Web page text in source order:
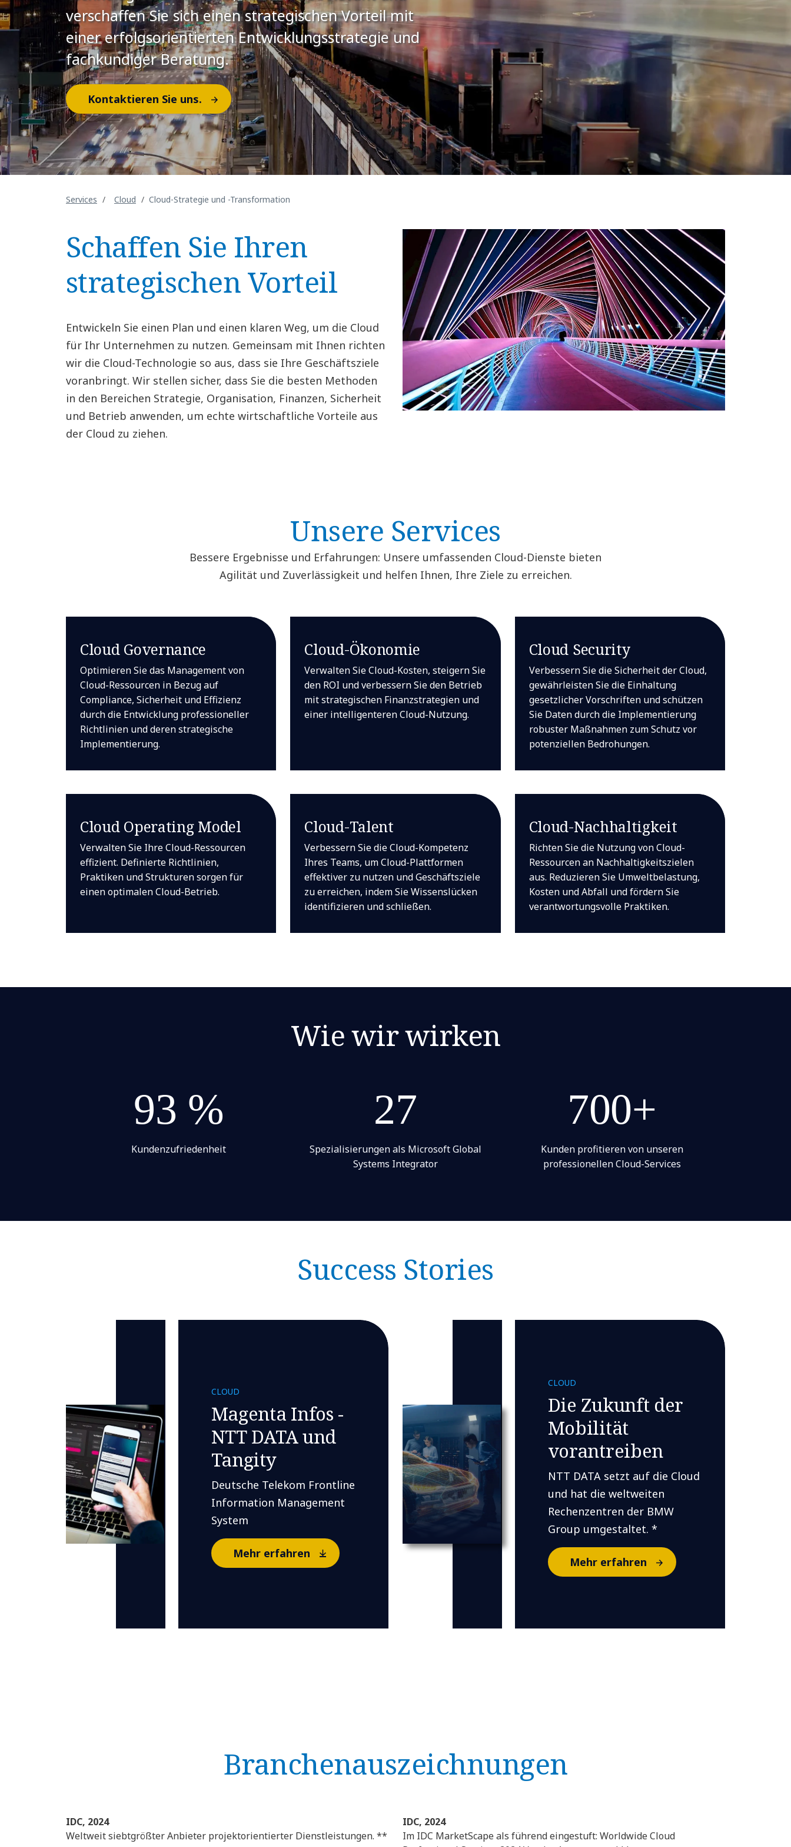
verschaffen Sie sich einen strategischen Vorteil mit
einer erfolgsorientierten Entwicklungsstrategie und
fachkundiger Beratung.
Kontaktieren Sie uns.
Services Cloud Cloud-Strategie und -Transformation
Schaffen Sie Ihren
strategischen Vorteil
Entwickeln Sie einen Plan und einen klaren Weg, um die Cloud
für Ihr Unternehmen zu nutzen. Gemeinsam mit Ihnen richten
wir die Cloud-Technologie so aus, dass sie Ihre Geschäftsziele
voranbringt. Wir stellen sicher, dass Sie die besten Methoden
in den Bereichen Strategie, Organisation, Finanzen, Sicherheit
und Betrieb anwenden, um echte wirtschaftliche Vorteile aus
der Cloud zu ziehen.
Unsere Services
Bessere Ergebnisse und Erfahrungen: Unsere umfassenden Cloud-Dienste bieten
Agilität und Zuverlässigkeit und helfen Ihnen, Ihre Ziele zu erreichen.
Cloud Governance
Optimieren Sie das Management von
Cloud-Ressourcen in Bezug auf
Compliance, Sicherheit und Effizienz
durch die Entwicklung professioneller
Richtlinien und deren strategische
Implementierung.
Cloud-Ökonomie
Verwalten Sie Cloud-Kosten, steigern Sie
den ROI und verbessern Sie den Betrieb
mit strategischen Finanzstrategien und
einer intelligenteren Cloud-Nutzung.
Cloud Security
Verbessern Sie die Sicherheit der Cloud,
gewährleisten Sie die Einhaltung
gesetzlicher Vorschriften und schützen
Sie Daten durch die Implementierung
robuster Maßnahmen zum Schutz vor
potenziellen Bedrohungen.
Cloud Operating Model
Verwalten Sie Ihre Cloud-Ressourcen
effizient. Definierte Richtlinien,
Praktiken und Strukturen sorgen für
einen optimalen Cloud-Betrieb.
Cloud-Talent
Verbessern Sie die Cloud-Kompetenz
Ihres Teams, um Cloud-Plattformen
effektiver zu nutzen und Geschäftsziele
zu erreichen, indem Sie Wissenslücken
identifizieren und schließen.
Cloud-Nachhaltigkeit
Richten Sie die Nutzung von Cloud-
Ressourcen an Nachhaltigkeitszielen
aus. Reduzieren Sie Umweltbelastung,
Kosten und Abfall und fördern Sie
verantwortungsvolle Praktiken.
Wie wir wirken
93 %
Kundenzufriedenheit
27
Spezialisierungen als Microsoft Global
Systems Integrator
700+
Kunden profitieren von unseren
professionellen Cloud-Services
Success Stories
CLOUD
Magenta Infos -
NTT DATA und
Tangity
Deutsche Telekom Frontline
Information Management
System
Mehr erfahren
CLOUD
Die Zukunft der
Mobilität
vorantreiben
NTT DATA setzt auf die Cloud
und hat die weltweiten
Rechenzentren der BMW
Group umgestaltet. *
Mehr erfahren
Branchen­auszeichnungen
IDC, 2024
Weltweit siebtgrößter Anbieter projektorientierter Dienstleistungen. **
IDC, 2024
Im IDC MarketScape als führend eingestuft: Worldwide Cloud